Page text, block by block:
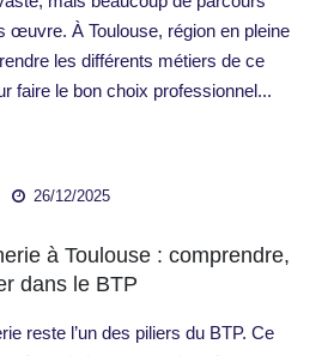
œuvre. À Toulouse, région en pleine
les différents métiers de ce
faire le bon choix professionnel...
26/12/2025
à Toulouse : comprendre,
dans le BTP
reste l’un des piliers du BTP. Ce